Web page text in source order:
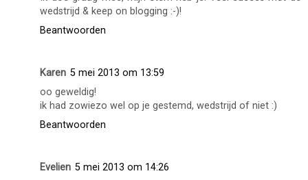
wedstrijd & keep on blogging :-)!
Beantwoorden
Karen 5 mei 2013 om 13:59
oo geweldig!
ik had zowiezo wel op je gestemd, wedstrijd of niet :)
Beantwoorden
Evelien 5 mei 2013 om 14:26